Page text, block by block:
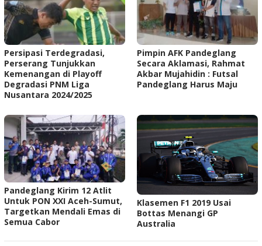
Persipasi Terdegradasi,
Perserang Tunjukkan
Kemenangan di Playoff
Degradasi PNM Liga
Nusantara 2024/2025
Pimpin AFK Pandeglang
Secara Aklamasi, Rahmat
Akbar Mujahidin : Futsal
Pandeglang Harus Maju
Pandeglang Kirim 12 Atlit
Untuk PON XXI Aceh-Sumut,
Targetkan Mendali Emas di
Semua Cabor
Klasemen F1 2019 Usai
Bottas Menangi GP
Australia